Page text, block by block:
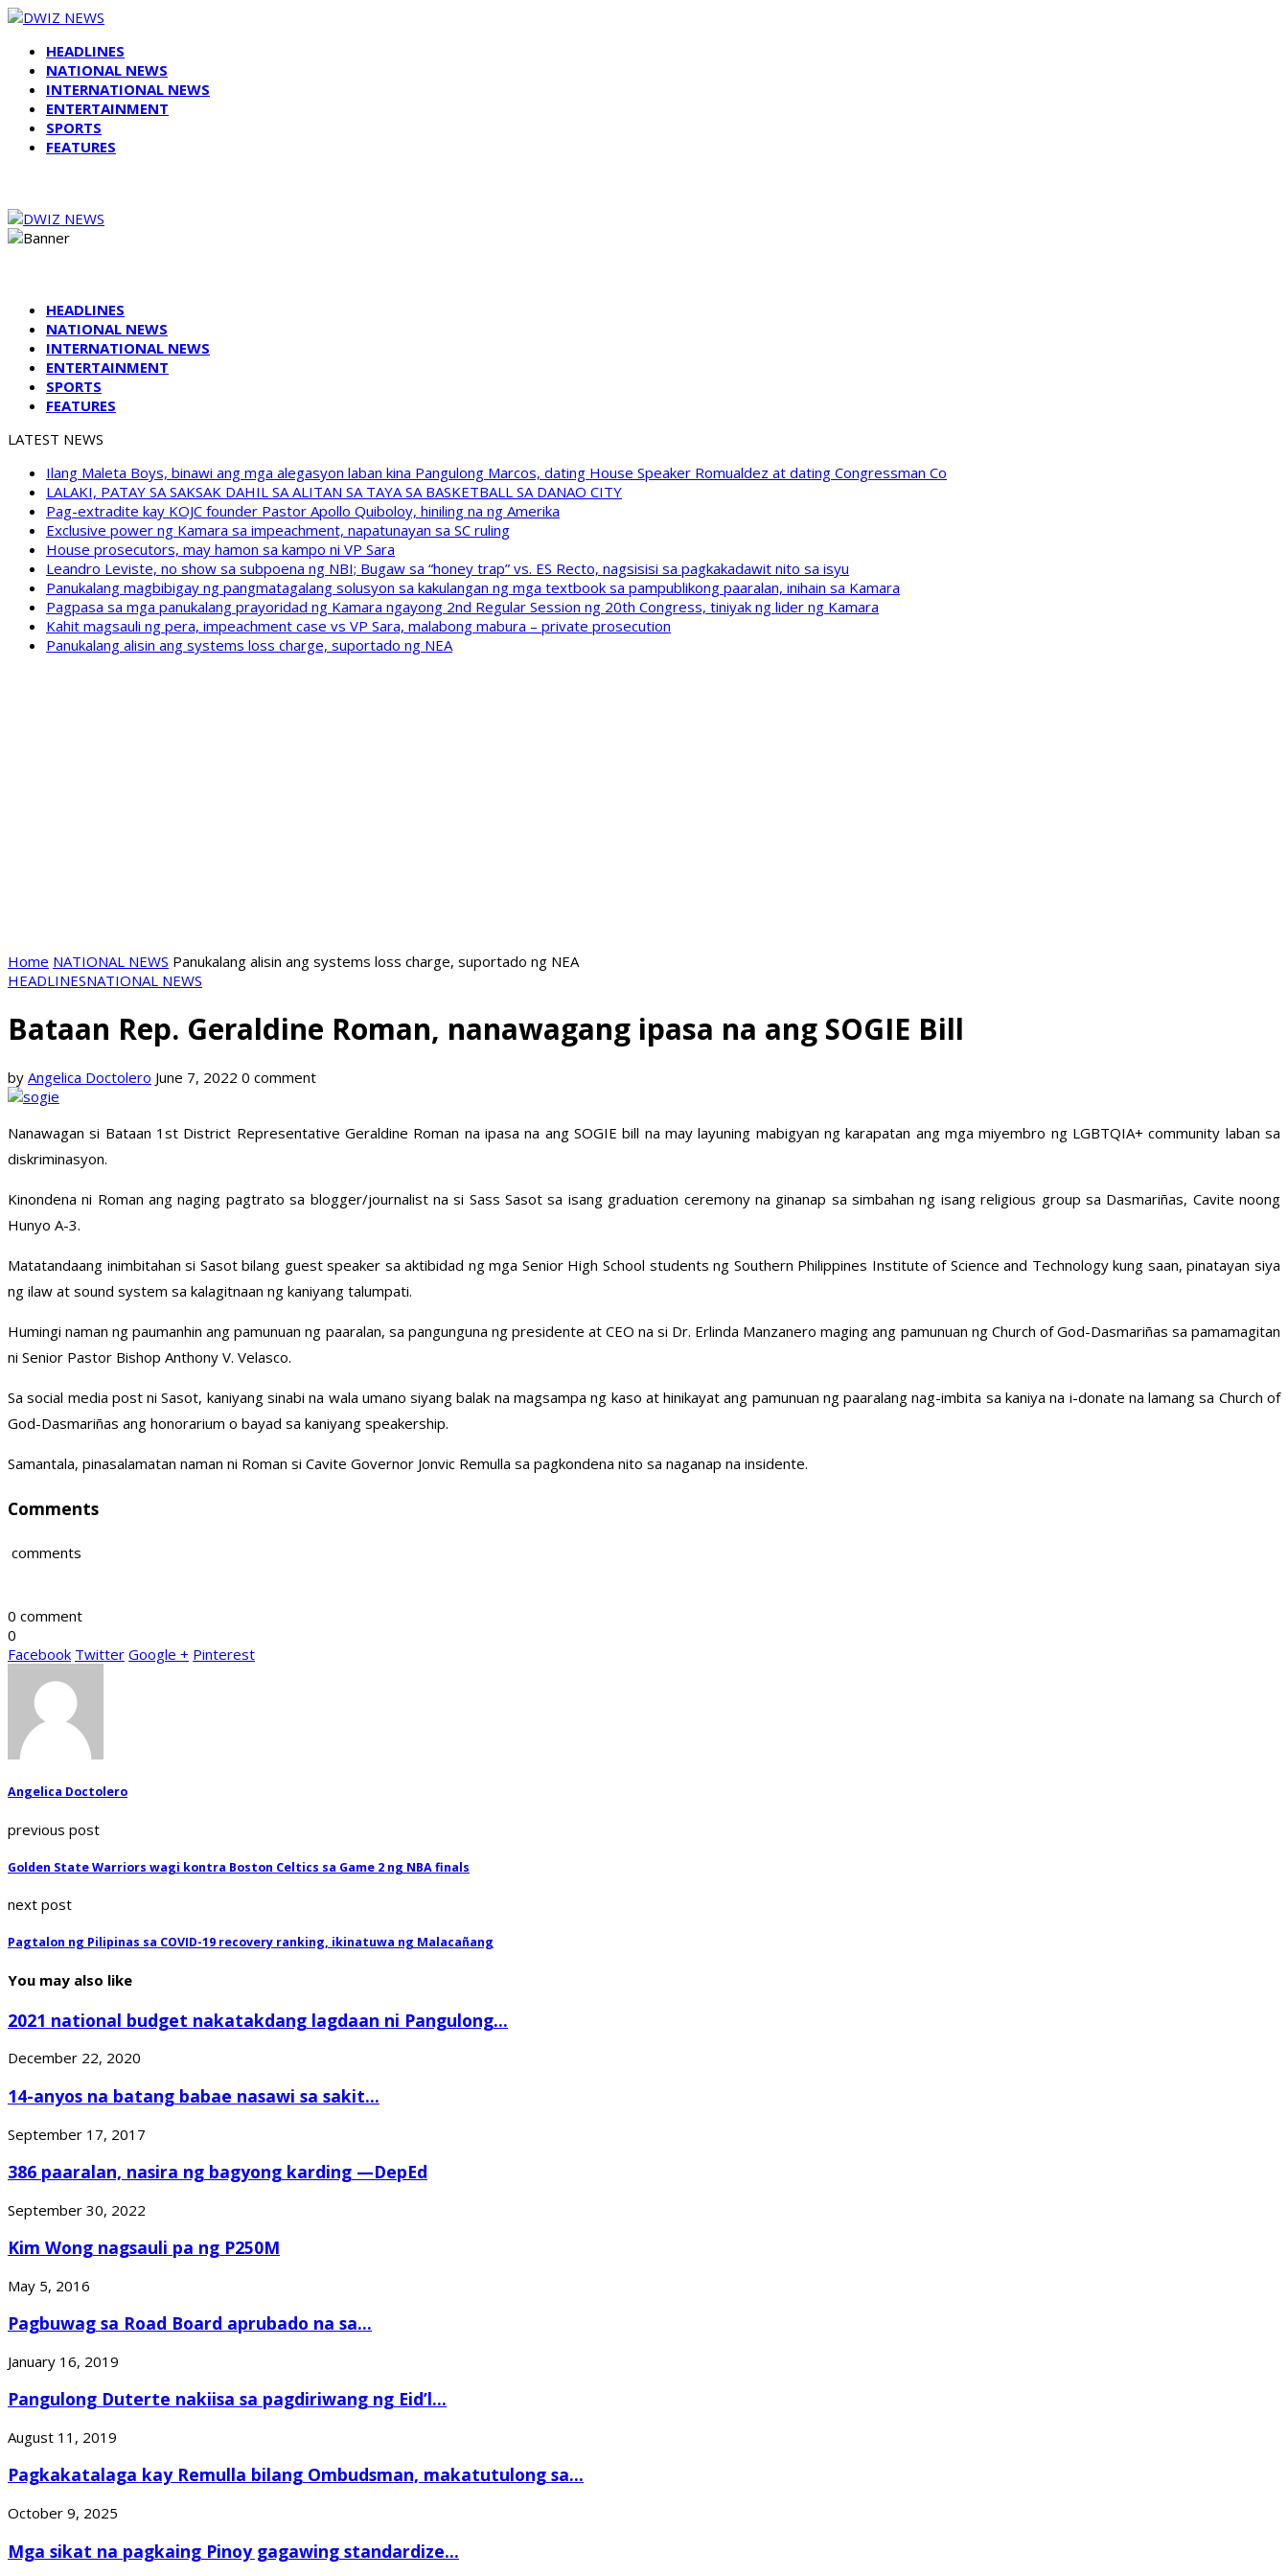
HEADLINES
NATIONAL NEWS
INTERNATIONAL NEWS
ENTERTAINMENT
SPORTS
FEATURES
HEADLINES
NATIONAL NEWS
INTERNATIONAL NEWS
ENTERTAINMENT
SPORTS
FEATURES
LATEST NEWS
Ilang Maleta Boys, binawi ang mga alegasyon laban kina Pangulong Marcos, dating House Speaker Romualdez at dating Congressman Co
LALAKI, PATAY SA SAKSAK DAHIL SA ALITAN SA TAYA SA BASKETBALL SA DANAO CITY
Pag-extradite kay KOJC founder Pastor Apollo Quiboloy, hiniling na ng Amerika
Exclusive power ng Kamara sa impeachment, napatunayan sa SC ruling
House prosecutors, may hamon sa kampo ni VP Sara
Leandro Leviste, no show sa subpoena ng NBI; Bugaw sa “honey trap” vs. ES Recto, nagsisisi sa pagkakadawit nito sa isyu
Panukalang magbibigay ng pangmatagalang solusyon sa kakulangan ng mga textbook sa pampublikong paaralan, inihain sa Kamara
Pagpasa sa mga panukalang prayoridad ng Kamara ngayong 2nd Regular Session ng 20th Congress, tiniyak ng lider ng Kamara
Kahit magsauli ng pera, impeachment case vs VP Sara, malabong mabura – private prosecution
Panukalang alisin ang systems loss charge, suportado ng NEA
Home NATIONAL NEWS Panukalang alisin ang systems loss charge, suportado ng NEA
HEADLINESNATIONAL NEWS
Bataan Rep. Geraldine Roman, nanawagang ipasa na ang SOGIE Bill
by Angelica Doctolero June 7, 2022 0 comment
Nanawagan si Bataan 1st District Representative Geraldine Roman na ipasa na ang SOGIE bill na may layuning mabigyan ng karapatan ang mga miyembro ng LGBTQIA+ community laban sa
diskriminasyon.
Kinondena ni Roman ang naging pagtrato sa blogger/journalist na si Sass Sasot sa isang graduation ceremony na ginanap sa simbahan ng isang religious group sa Dasmariñas, Cavite noong
Hunyo A-3.
Matatandaang inimbitahan si Sasot bilang guest speaker sa aktibidad ng mga Senior High School students ng Southern Philippines Institute of Science and Technology kung saan, pinatayan siya
ng ilaw at sound system sa kalagitnaan ng kaniyang talumpati.
Humingi naman ng paumanhin ang pamunuan ng paaralan, sa pangunguna ng presidente at CEO na si Dr. Erlinda Manzanero maging ang pamunuan ng Church of God-Dasmariñas sa pamamagitan
ni Senior Pastor Bishop Anthony V. Velasco.
Sa social media post ni Sasot, kaniyang sinabi na wala umano siyang balak na magsampa ng kaso at hinikayat ang pamunuan ng paaralang nag-imbita sa kaniya na i-donate na lamang sa Church of
God-Dasmariñas ang honorarium o bayad sa kaniyang speakership.
Samantala, pinasalamatan naman ni Roman si Cavite Governor Jonvic Remulla sa pagkondena nito sa naganap na insidente.
Comments
comments
0 comment
0
Facebook Twitter Google + Pinterest
Angelica Doctolero
previous post
Golden State Warriors wagi kontra Boston Celtics sa Game 2 ng NBA finals
next post
Pagtalon ng Pilipinas sa COVID-19 recovery ranking, ikinatuwa ng Malacañang
You may also like
2021 national budget nakatakdang lagdaan ni Pangulong...
December 22, 2020
14-anyos na batang babae nasawi sa sakit...
September 17, 2017
386 paaralan, nasira ng bagyong karding —DepEd
September 30, 2022
Kim Wong nagsauli pa ng P250M
May 5, 2016
Pagbuwag sa Road Board aprubado na sa...
January 16, 2019
Pangulong Duterte nakiisa sa pagdiriwang ng Eid’l...
August 11, 2019
Pagkakatalaga kay Remulla bilang Ombudsman, makatutulong sa...
October 9, 2025
Mga sikat na pagkaing Pinoy gagawing standardize...